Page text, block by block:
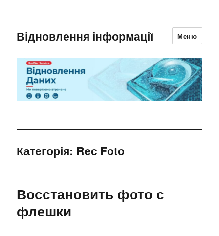
Відновлення інформації Меню
Категорія: Rec Foto
Восстановить фото с
флешки